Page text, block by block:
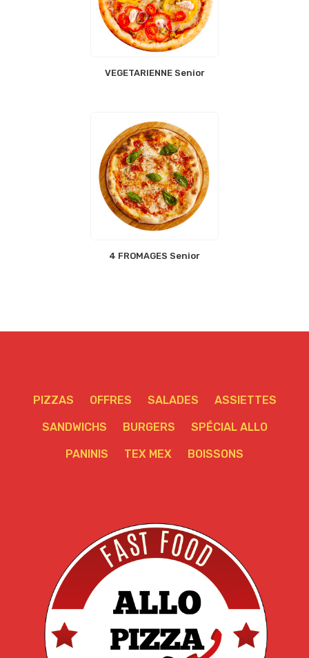
VEGETARIENNE Senior
4 FROMAGES Senior
PIZZAS OFFRES SALADES ASSIETTES
SANDWICHS BURGERS SPÉCIAL ALLO
PANINIS TEX MEX BOISSONS